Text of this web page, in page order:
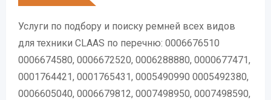
Услуги по подбору и поиску ремней всех видов
для техники CLAAS по перечню: 0006676510
0006674580, 0006672520, 0006288880, 0000677471,
0001764421, 0001765431, 0005490990 0005492380,
0006605040, 0006679812, 0007498950, 0007498590,